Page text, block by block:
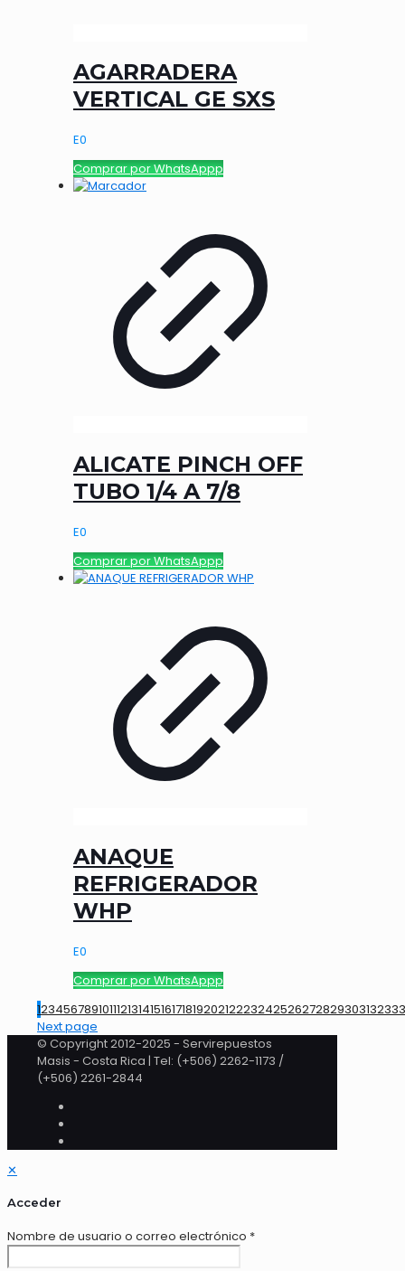
AGARRADERA
VERTICAL GE SXS
E0
Comprar por WhatsAppp
ALICATE PINCH OFF
TUBO 1/4 A 7/8
E0
Comprar por WhatsAppp
ANAQUE
REFRIGERADOR
WHP
E0
Comprar por WhatsAppp
123456789101112131415161718192021222324252627282930313233
Next page
© Copyright 2012-2025 - Servirepuestos
Masis - Costa Rica | Tel: (+506) 2262-1173 /
(+506) 2261-2844
✕
Acceder
Nombre de usuario o correo electrónico *